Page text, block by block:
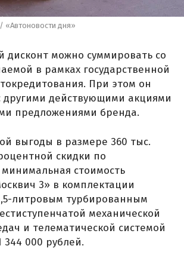
«Автоновости дня»
дисконт можно суммировать со
в рамках государственной
При этом он
другими действующими акциями
предложениями бренда.
выгоды в размере 360 тыс.
скидки по
стоимость
3» в комплектации
литровым турбированным
механической
и телематической системой
344 000 рублей.